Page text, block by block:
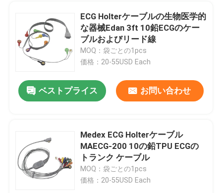
プロダクト
私達について
ECG Holterケーブルの生物医学的
な器械Edan 3ft 10鉛ECGのケー
ブルおよびリード線
MOQ：袋ごとの1pcs
価格：20-55USD Each
ベストプライス お問い合わせ
Medex ECG Holterケーブル
MAECG-200 10の鉛TPU ECGの
トランク ケーブル
MOQ：袋ごとの1pcs
価格：20-55USD Each